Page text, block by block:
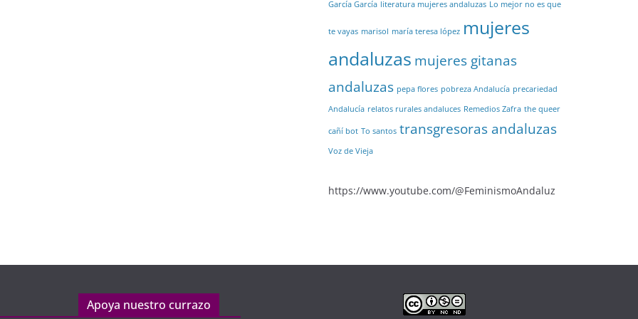
García García literatura mujeres andaluzas Lo mejor no es que
te vayas marisol maría teresa lópez mujeres
andaluzas mujeres gitanas
andaluzas pepa flores pobreza Andalucía precariedad
Andalucía relatos rurales andaluces Remedios Zafra the queer
cañí bot To santos transgresoras andaluzas
Voz de Vieja
https://www.youtube.com/@FeminismoAndaluz
Apoya nuestro currazo